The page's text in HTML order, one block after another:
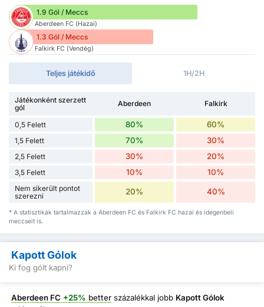
1.9 Gól / Meccs
Aberdeen FC (Hazai)
1.3 Gól / Meccs
Falkirk FC (Vendég)
Teljes játékidő 1H/2H
Játékonként szerzett
gól
Aberdeen Falkirk
0,5 Felett 80% 60%
1,5 Felett 70% 30%
2,5 Felett 30% 20%
3,5 Felett 10% 10%
Nem sikerült pontot
szerezni
20% 40%
* A statisztikák tartalmazzák a Aberdeen FC és Falkirk FC hazai és idegenbeli
meccseit is.
Kapott Gólok
Ki fog gólt kapni?
Aberdeen FC +25% better százalékkal jobb Kapott Gólok